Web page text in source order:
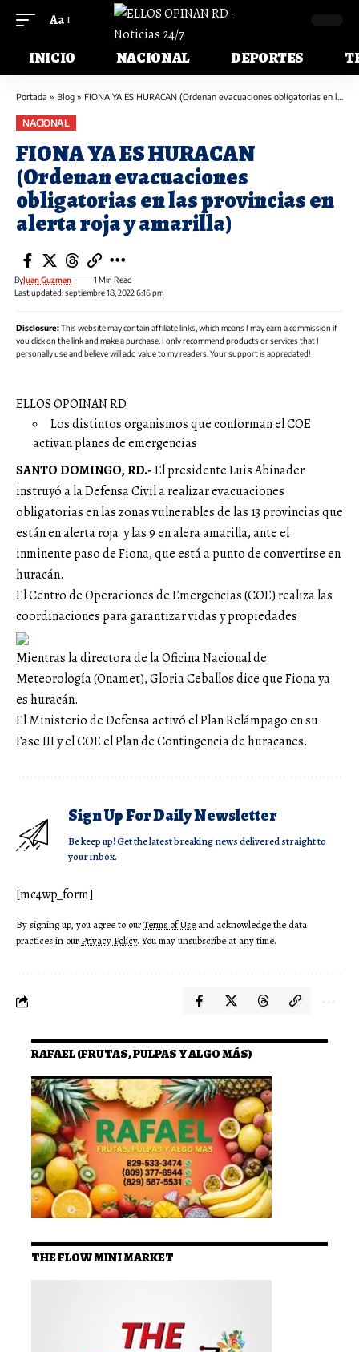
Aa
INICIO NACIONAL DEPORTES
Portada » Blog » FIONA YA ES HURACAN (Ordenan evacuaciones obligatorias en las provincias en alerta roja y amarilla)
NACIONAL
FIONA YA ES HURACAN
(Ordenan evacuaciones
obligatorias en las provincias en
alerta roja y amarilla)
Last updated: septiembre 18, 2022 6:16 pm
ByJuan Guzman 1 Min Read
Disclosure:This website may contain affiliate links, which means I may earn a commission if
you click on the link and make a purchase. I only recommend products or services that I
personally use and believe will add value to my readers. Your support is appreciated!
ELLOS OPOINAN RD
Los distintos organismos que conforman el COE
activan planes de emergencias
SANTO DOMINGO, RD.-El presidente Luis Abinader
instruyó a la Defensa Civil a realizar evacuaciones
obligatorias en las zonas vulnerables de las 13 provincias que
están en alerta roja y las 9 en alera amarilla, ante el
inminente paso de Fiona, que está a punto de convertirse en
huracán.
El Centro de Operaciones de Emergencias (COE) realiza las
coordinaciones para garantizar vidas y propiedades
Mientras la directora de la Oficina Nacional de
Meteorología (Onamet), Gloria Ceballos dice que Fiona ya
es huracán.
El Ministerio de Defensa activó el Plan Relámpago en su
Fase III y el COE el Plan de Contingencia de huracanes.
Sign Up For Daily Newsletter
Be keep up! Get the latest breaking news delivered straight to
your inbox.
[mc4wp_form]
By signing up, you agree to ourTerms of Use and acknowledge the data
practices in ourPrivacy Policy. You may unsubscribe at any time.
RAFAEL (FRUTAS, PULPAS Y ALGO MÁS)
THE FLOW MINI MARKET